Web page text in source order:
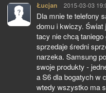
Łucjan pisze:
2015-03-03
Dla mnie te telefony
domu i kwiczy. Świat
tacy nie chcą
sprzedaje średni
narzeka. Samsung
swoje produkty -
a S6 dla bogatych w
wtedy wszystko ma